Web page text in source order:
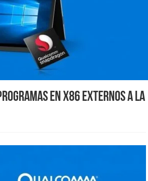
en x86 externos a la